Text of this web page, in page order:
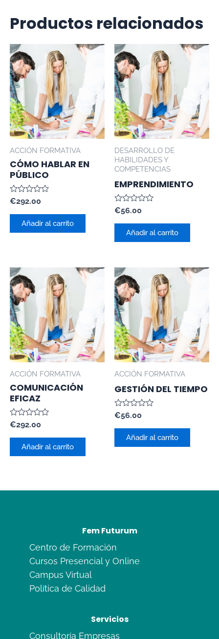
Productos relacionados
ACCIÓN FORMATIVA
CÓMO HABLAR EN
PÚBLICO
Valorado
0
€292.00
Añadir al carrito
DESARROLLO DE
HABILIDADES Y
COMPETENCIAS
EMPRENDIMIENTO
Valorado
con
0
€56.00
Añadir al carrito
ACCIÓN FORMATIVA
COMUNICACIÓN
EFICAZ
Valorado
0
€292.00
Añadir al carrito
ACCIÓN FORMATIVA
GESTIÓN DEL TIEMPO
Valorado
con
0
€56.00
Añadir al carrito
Fem Futurum
Centro de Formación
Cursos Presencial y Online
Campus Virtual
Política de Calidad
Servicios
Consultoría Empresas